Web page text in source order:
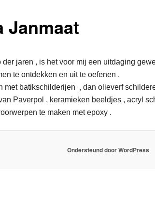
Janmaat
der jaren , is het voor mij een uitdaging
te ontdekken en uit te oefenen .
met batikschilderijen , dan olieverf
Paverpol , keramieken beeldjes , acryl
te maken met epoxy .
Ondersteund door WordPress